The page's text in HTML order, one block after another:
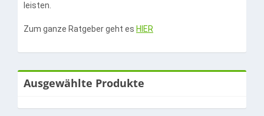
leisten.
Zum ganze Ratgeber geht es HIER
Ausgewählte Produkte